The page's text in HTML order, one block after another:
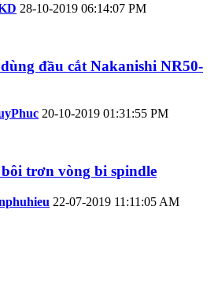
28-10-2019 06:14:07 PM
đầu cắt Nakanishi NR50-
20-10-2019 01:31:55 PM
trơn vòng bi spindle
22-07-2019 11:11:05 AM